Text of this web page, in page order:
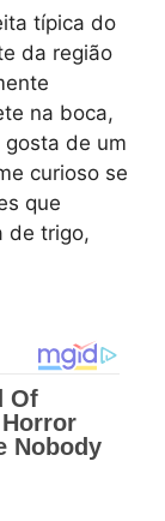
típica do
da região
na boca,
de um
curioso se
que
de trigo,